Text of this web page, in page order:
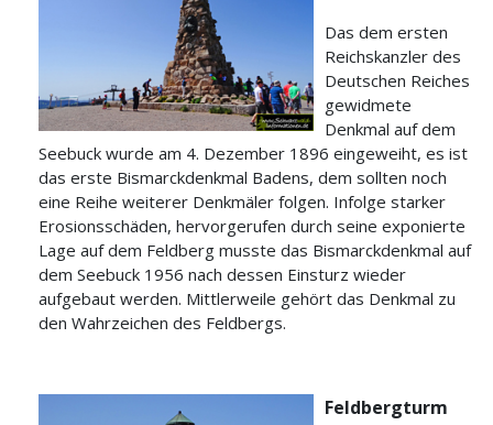
Das dem ersten
Reichskanzler des
Deutschen Reiches
gewidmete
Denkmal auf dem
Seebuck wurde am 4. Dezember 1896 eingeweiht, es ist
das erste Bismarckdenkmal Badens, dem sollten noch
eine Reihe weiterer Denkmäler folgen. Infolge starker
Erosionsschäden, hervorgerufen durch seine exponierte
Lage auf dem Feldberg musste das Bismarckdenkmal auf
dem Seebuck 1956 nach dessen Einsturz wieder
aufgebaut werden. Mittlerweile gehört das Denkmal zu
den Wahrzeichen des Feldbergs.
Feldbergturm